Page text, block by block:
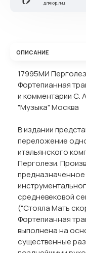
для юр.лиц
ОПИСАНИЕ
17995МИ
Фортепианная
и комментарии С.
"Музыка" Москва
В издании
переложение
итальянского
Перголези.
средневековой
("Стояла Мать
Фортепианная
выполнена на
существенные